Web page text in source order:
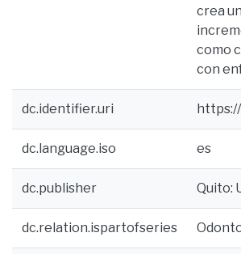
crea
como
con
dc.identifier.uri
dc.language.iso es
dc.publisher Quito:
dc.relation.ispartofseries